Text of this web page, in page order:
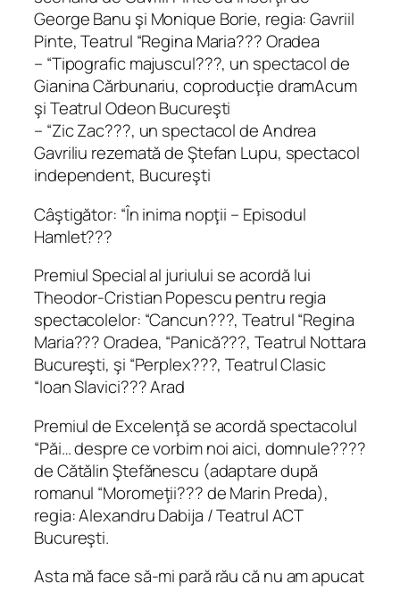
George Banu şi Monique Borie, regia: Gavriil
Pinte, Teatrul “Regina Maria??? Oradea
– “Tipografic majuscul???, un spectacol de
Gianina Cărbunariu, coproducţie dramAcum
şi Teatrul Odeon Bucureşti
– “Zic Zac???, un spectacol de Andrea
Gavriliu rezemată de Ştefan Lupu, spectacol
independent, Bucureşti
Câştigător: “În inima nopţii – Episodul
Hamlet???
Premiul Special al juriului se acordă lui
Theodor-Cristian Popescu pentru regia
spectacolelor: “Cancun???, Teatrul “Regina
Maria??? Oradea, “Panică???, Teatrul Nottara
Bucureşti, şi “Perplex???, Teatrul Clasic
“Ioan Slavici??? Arad
Premiul de Excelenţă se acordă spectacolul
“Păi… despre ce vorbim noi aici, domnule????
de Cătălin Ştefănescu (adaptare după
romanul “Moromeţii??? de Marin Preda),
regia: Alexandru Dabija / Teatrul ACT
Bucureşti.
Asta mă face să-mi pară rău că nu am apucat